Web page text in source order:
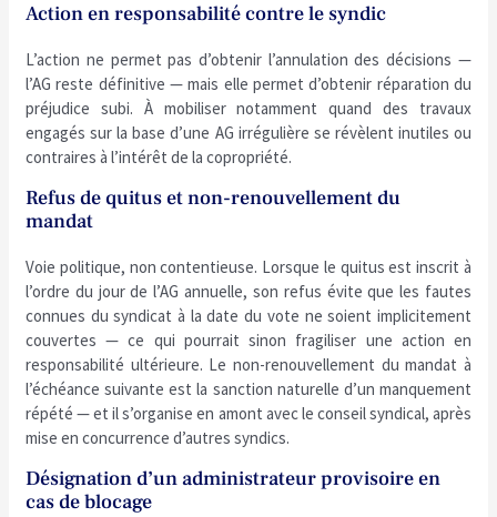
Action en responsabilité contre le syndic
L’action ne permet pas d’obtenir l’annulation des décisions —
l’AG reste définitive — mais elle permet d’obtenir réparation du
préjudice subi. À mobiliser notamment quand des travaux
engagés sur la base d’une AG irrégulière se révèlent inutiles ou
contraires à l’intérêt de la copropriété.
Refus de quitus et non-renouvellement du
mandat
Voie politique, non contentieuse. Lorsque le quitus est inscrit à
l’ordre du jour de l’AG annuelle, son refus évite que les fautes
connues du syndicat à la date du vote ne soient implicitement
couvertes — ce qui pourrait sinon fragiliser une action en
responsabilité ultérieure. Le non-renouvellement du mandat à
l’échéance suivante est la sanction naturelle d’un manquement
répété — et il s’organise en amont avec le conseil syndical, après
mise en concurrence d’autres syndics.
Désignation d’un administrateur provisoire en
cas de blocage